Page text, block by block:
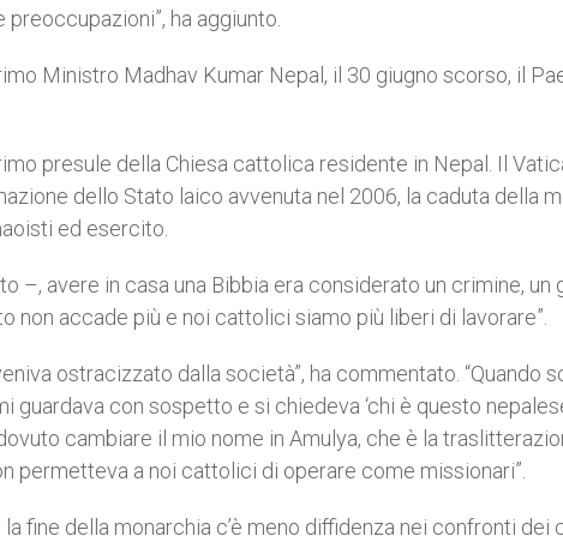
ha aggiunto.
Ministro Madhav Kumar Nepal, il 30 giugno scorso, il
presule della Chiesa cattolica residente in Nepal. Il
dello Stato laico avvenuta nel 2006, la caduta della
ed esercito.
–, avere in casa una Bibbia era considerato un crimine, un
non accade più e noi cattolici siamo più liberi di lavorare”.
ostracizzato dalla società”, ha commentato. “Quando
guardava con sospetto e si chiedeva ‘chi è questo
cambiare il mio nome in Amulya, che è la
permetteva a noi cattolici di operare come missionari”.
fine della monarchia c’è meno diffidenza nei confronti dei